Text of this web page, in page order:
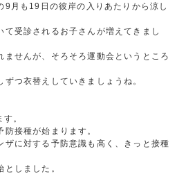
9月も19日の彼岸の入りあたりから涼し
て受診されるお子さんが増えてきまし
ませんが、そろそろ運動会というところ
つ衣替えしていきましょうね。
。
接種が始まります。
ザに対する予防意識も高く、きっと接種
しました。